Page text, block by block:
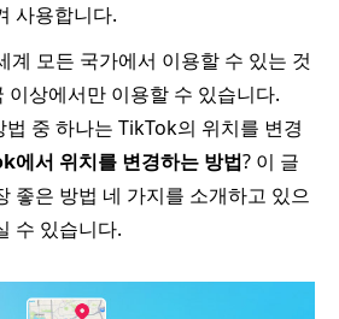
사용합니다.
계 모든 국가에서 이용할 수 있는 것
이상에서만 이용할 수 있습니다.
중 하나는 TikTok의 위치를 변경
에서 위치를 변경하는 방법? 이 글
좋은 방법 네 가지를 소개하고 있으
수 있습니다.